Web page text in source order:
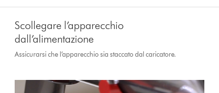
Scollegare l’apparecchio
dall’alimentazione
Assicurarsi che l’apparecchio sia staccato dal caricatore.